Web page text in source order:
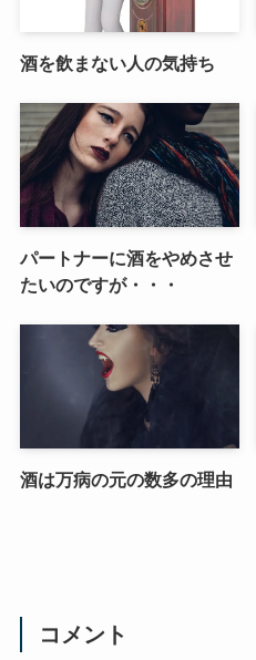
酒を飲まない人の気持ち
パートナーに酒をやめさせ
たいのですが・・・
酒は万病の元の数多の理由
コメント